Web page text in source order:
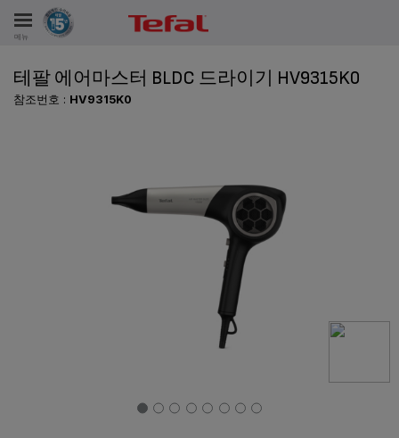
메뉴
테팔 에어마스터 BLDC 드라이기 HV9315K0
참조번호 : HV9315K0